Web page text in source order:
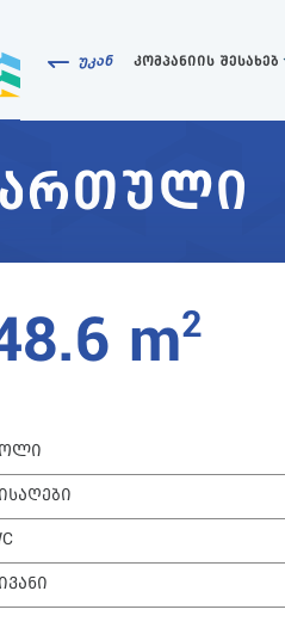
უკან კომპანიის შესახებ
m2